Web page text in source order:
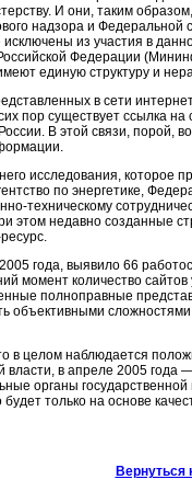
И они, таким
надзора и Федеральной
из участия в
Федерации
единую структуру и
в сети
пор существует ссылка
В этой связи, порой,
исследования, которое
по энергетике,
техническому
этом недавно созданные
года, выявило 66
момент количество
полноправные
объективными
в целом наблюдается
власти, в апреле 2005
органы
только на основе
Вернуться